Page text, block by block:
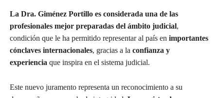
La Dra. Giménez Portillo es considerada una de las
profesionales mejor preparadas del ámbito judicial,
condición que le ha permitido representar al país en importantes
cónclaves internacionales, gracias a la confianza y
experiencia que inspira en el sistema judicial.
Este nuevo juramento representa un reconocimiento a su